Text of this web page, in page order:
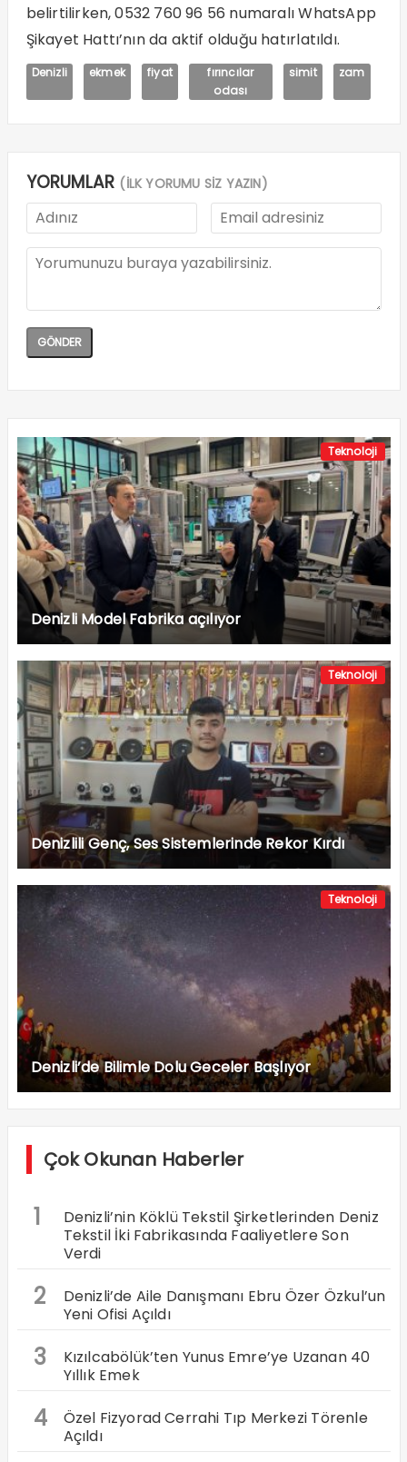
belirtilirken, 0532 760 96 56 numaralı WhatsApp
Şikayet Hattı’nın da aktif olduğu hatırlatıldı.
Denizli ekmek fiyat
fırıncılar
odası
simit zam
YORUMLAR (İLK YORUMU SİZ YAZIN)
Teknoloji
Denizli Model Fabrika açılıyor
Teknoloji
Denizlili Genç, Ses Sistemlerinde Rekor Kırdı
Teknoloji
Denizli’de Bilimle Dolu Geceler Başlıyor
Çok Okunan Haberler
1
Denizli’nin Köklü Tekstil Şirketlerinden Deniz
Tekstil İki Fabrikasında Faaliyetlere Son
Verdi
2
Denizli’de Aile Danışmanı Ebru Özer Özkul’un
Yeni Ofisi Açıldı
3
Kızılcabölük’ten Yunus Emre’ye Uzanan 40
Yıllık Emek
4
Özel Fizyorad Cerrahi Tıp Merkezi Törenle
Açıldı